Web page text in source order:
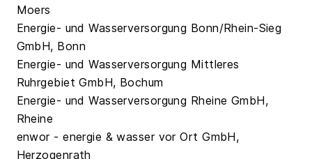
Moers
Energie- und Wasserversorgung Bonn/Rhein-Sieg
GmbH, Bonn
Energie- und Wasserversorgung Mittleres
Ruhrgebiet GmbH, Bochum
Energie- und Wasserversorgung Rheine GmbH,
Rheine
enwor - energie & wasser vor Ort GmbH,
Herzogenrath